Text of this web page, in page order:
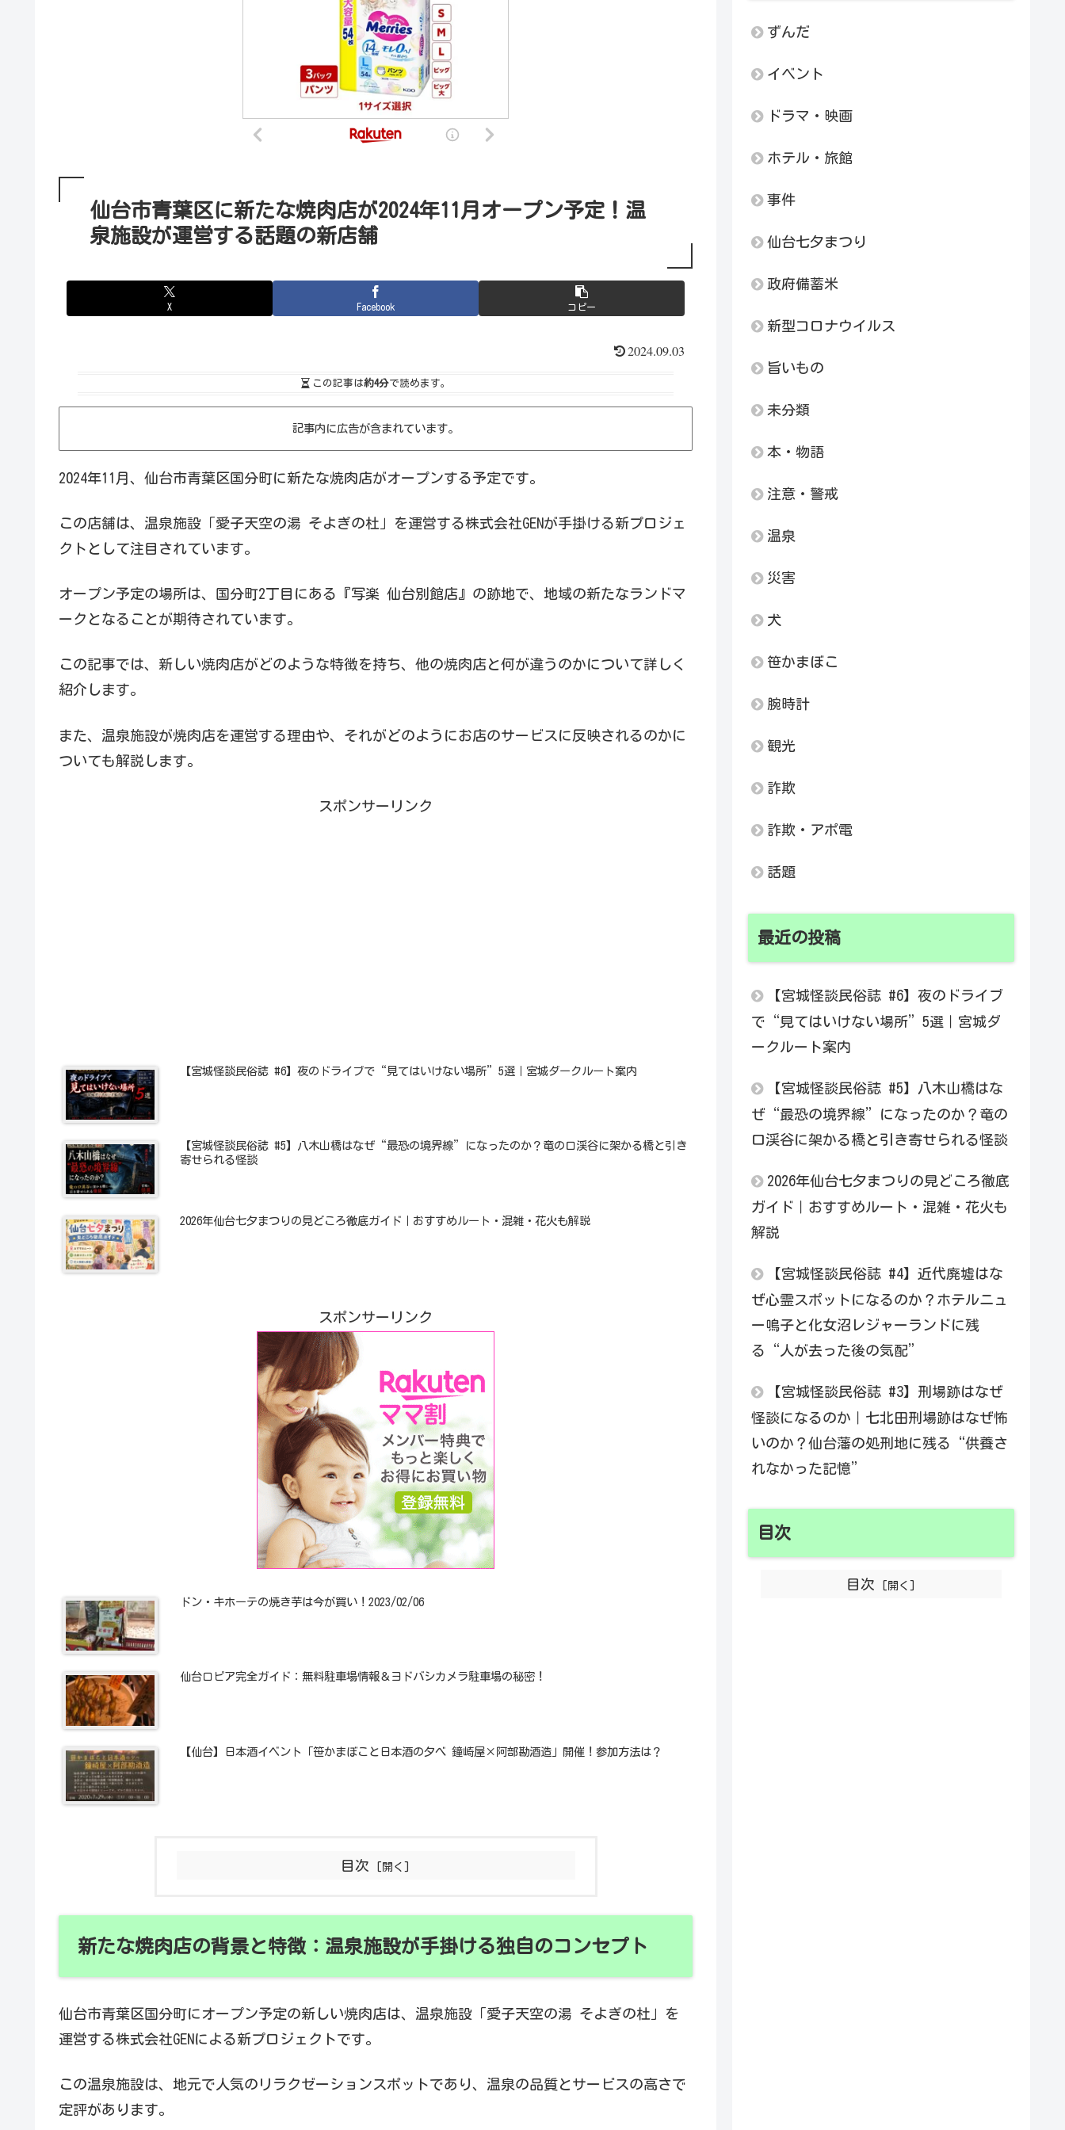
仙台市青葉区に新たな焼肉店が2024年11月オープン予定！温
泉施設が運営する話題の新店舗
X Facebook コピー
2024.09.03
この記事は約4分で読めます。
記事内に広告が含まれています。
2024年11月、仙台市青葉区国分町に新たな焼肉店がオープンする予定です。
この店舗は、温泉施設「愛子天空の湯 そよぎの杜」を運営する株式会社GENが手掛ける新プロジェ
クトとして注目されています。
オープン予定の場所は、国分町2丁目にある『写楽 仙台別館店』の跡地で、地域の新たなランドマ
ークとなることが期待されています。
この記事では、新しい焼肉店がどのような特徴を持ち、他の焼肉店と何が違うのかについて詳しく
紹介します。
また、温泉施設が焼肉店を運営する理由や、それがどのようにお店のサービスに反映されるのかに
ついても解説します。
スポンサーリンク
【宮城怪談民俗誌 #6】夜のドライブで“見てはいけない場所”5選｜宮城ダークルート案内
【宮城怪談民俗誌 #5】八木山橋はなぜ“最恐の境界線”になったのか？竜の口渓谷に架かる橋と引き
寄せられる怪談
2026年仙台七夕まつりの見どころ徹底ガイド｜おすすめルート・混雑・花火も解説
スポンサーリンク
ドン・キホーテの焼き芋は今が買い！2023/02/06
仙台ロピア完全ガイド：無料駐車場情報＆ヨドバシカメラ駐車場の秘密！
【仙台】日本酒イベント「笹かまぼこと日本酒の夕べ 鐘崎屋×阿部勘酒造」開催！参加方法は？
目次
新たな焼肉店の背景と特徴：温泉施設が手掛ける独自のコンセプト
仙台市青葉区国分町にオープン予定の新しい焼肉店は、温泉施設「愛子天空の湯 そよぎの杜」を
運営する株式会社GENによる新プロジェクトです。
この温泉施設は、地元で人気のリラクゼーションスポットであり、温泉の品質とサービスの高さで
定評があります。
ずんだ
イベント
ドラマ・映画
ホテル・旅館
事件
仙台七夕まつり
政府備蓄米
新型コロナウイルス
旨いもの
未分類
本・物語
注意・警戒
温泉
災害
犬
笹かまぼこ
腕時計
観光
詐欺
詐欺・アポ電
話題
最近の投稿
【宮城怪談民俗誌 #6】夜のドライブ
で“見てはいけない場所”5選｜宮城ダ
ークルート案内
【宮城怪談民俗誌 #5】八木山橋はな
ぜ“最恐の境界線”になったのか？竜の
口渓谷に架かる橋と引き寄せられる怪談
2026年仙台七夕まつりの見どころ徹底
ガイド｜おすすめルート・混雑・花火も
解説
【宮城怪談民俗誌 #4】近代廃墟はな
ぜ心霊スポットになるのか？ホテルニュ
ー鳴子と化女沼レジャーランドに残
る“人が去った後の気配”
【宮城怪談民俗誌 #3】刑場跡はなぜ
怪談になるのか｜七北田刑場跡はなぜ怖
いのか？仙台藩の処刑地に残る“供養さ
れなかった記憶”
目次
目次